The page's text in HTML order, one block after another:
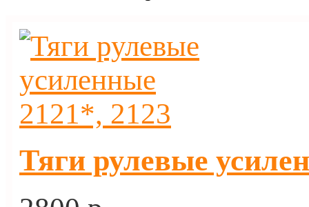
Тяги рулевые